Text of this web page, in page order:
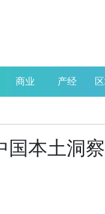
商业 产经
国本土洞